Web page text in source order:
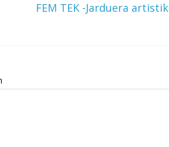
FEM TEK -Jarduera